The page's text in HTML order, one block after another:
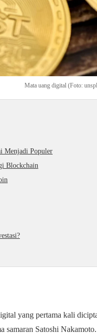
Mata uang digital (Foto:
Menjadi Populer
Blockchain
yang pertama kali
samaran Satoshi